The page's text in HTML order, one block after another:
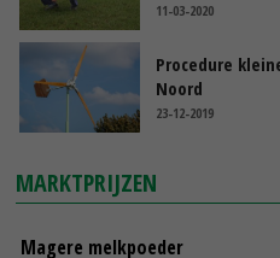
11-03-2020
Procedure
Noord
23-12-2019
MARKTPRIJZEN
Magere melkpoeder